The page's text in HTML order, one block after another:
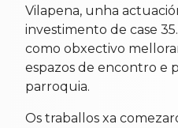
Vilapena, unha
investimento de case
como obxectivo
espazos de encontro e
parroquia.
Os traballos xa